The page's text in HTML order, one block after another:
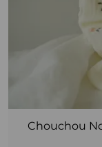
Chouchou